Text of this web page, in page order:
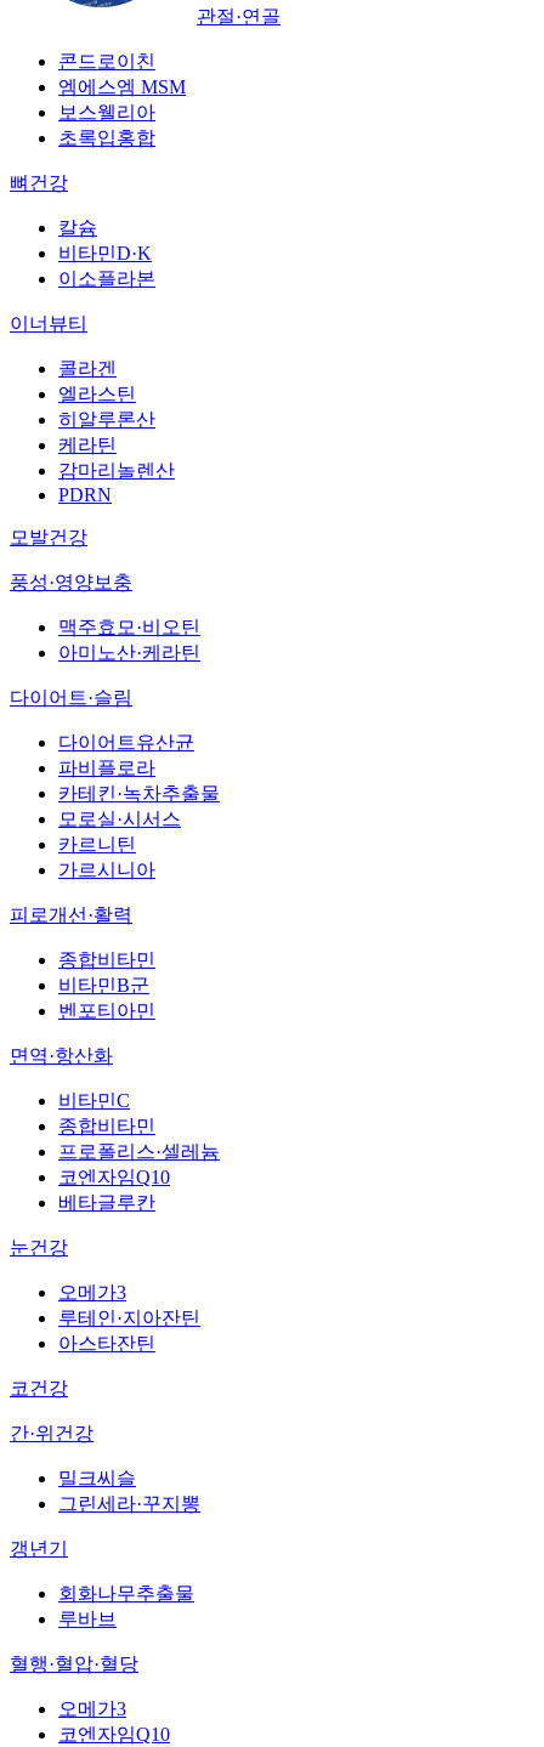
관절·연골
콘드로이친
엠에스엠 MSM
보스웰리아
초록입홍합
뼈건강
칼슘
비타민D·K
이소플라본
이너뷰티
콜라겐
엘라스틴
히알루론산
케라틴
감마리놀렌산
PDRN
모발건강
풍성·영양보충
맥주효모·비오틴
아미노산·케라틴
다이어트·슬림
다이어트유산균
파비플로라
카테킨·녹차추출물
모로실·시서스
카르니틴
가르시니아
피로개선·활력
종합비타민
비타민B군
벤포티아민
면역·항산화
비타민C
종합비타민
프로폴리스·셀레늄
코엔자임Q10
베타글루칸
눈건강
오메가3
루테인·지아잔틴
아스타잔틴
코건강
간·위건강
밀크씨슬
그린세라·꾸지뽕
갱년기
회화나무추출물
루바브
혈행·혈압·혈당
오메가3
코엔자임Q10